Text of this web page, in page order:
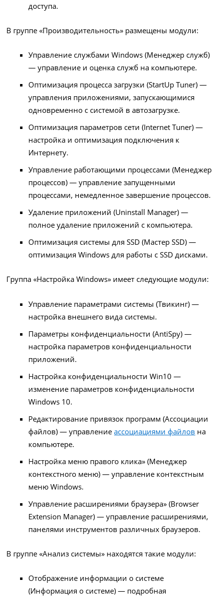
доступа.
В группе «Производительность» размещены модули:
Управление службами Windows (Менеджер служб)
— управление и оценка служб на компьютере.
Оптимизация процесса загрузки (StartUp Tuner) —
управления приложениями, запускающимися
одновременно с системой в автозагрузке.
Оптимизация параметров сети (Internet Tuner) —
настройка и оптимизация подключения к
Интернету.
Управление работающими процессами (Менеджер
процессов) — управление запущенными
процессами, немедленное завершение процессов.
Удаление приложений (Uninstall Manager) —
полное удаление приложений с компьютера.
Оптимизация системы для SSD (Мастер SSD) —
оптимизация Windows для работы с SSD дисками.
Группа «Настройка Windows» имеет следующие модули:
Управление параметрами системы (Твикинг) —
настройка внешнего вида системы.
Параметры конфиденциальности (AntiSpy) —
настройка параметров конфиденциальности
приложений.
Настройка конфиденциальности Win10 —
изменение параметров конфиденциальности
Windows 10.
Редактирование привязок программ (Ассоциации
файлов) — управлениеассоциациями файлов на
компьютере.
Настройка меню правого клика» (Менеджер
контекстного меню) — управление контекстным
меню Windows.
Управление расширениями браузера» (Browser
Extension Manager) — управление расширениями,
панелями инструментов различных браузеров.
В группе «Анализ системы» находятся такие модули:
Отображение информации о системе
(Информация о системе) — подробная